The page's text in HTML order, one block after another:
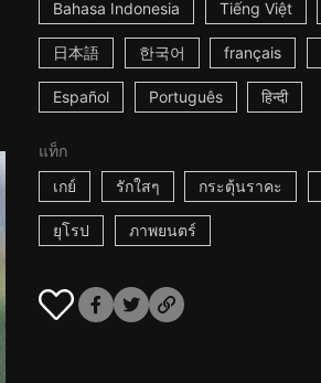
Bahasa Indonesia Tiếng Việt
日本語 한국어 français
Español Português हिन्दी
แท็ก
เกย์
รักใสๆ กระตุ้นราคะ
ยุโรป ภาพยนตร์